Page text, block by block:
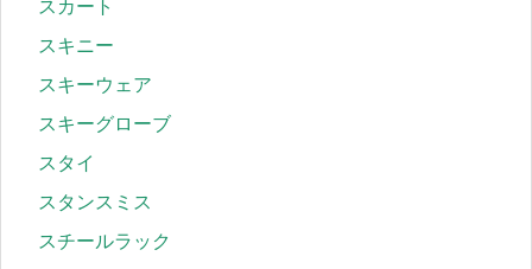
スカート
スキニー
スキーウェア
スキーグローブ
スタイ
スタンスミス
スチールラック